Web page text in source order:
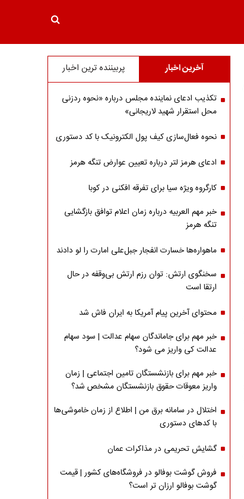
آخرین اخبار پربیننده ترین اخبار
تکذیب ادعای نماینده مجلس درباره «نحوه ردزنی
محل استقرار شهید لاریجانی»
نحوه فعال‌سازی کیف پول الکترونیک با کد دستوری
ادعای هرمز لتر درباره تعیین عوارض تنگه هرمز
کارگروه ویژه سیا برای تفرقه افکنی در کوبا
خبر مهم العربیه درباره زمان اعلام توافق بازگشایی
تنگه هرمز
ماهواره‌‌ها خسارت انفجار جبل‌علی امارت را لو دادند
سخنگوی ارتش: توان رزم ارتش بی‌وقفه در حال
ارتقا است
محتوای آخرین پیام آمریکا به ایران فاش شد
خبر مهم برای جاماندگان سهام عدالت | سود سهام
عدالت کی واریز می شود؟
خبر مهم برای بازنشستگان تامین اجتماعی | زمان
واریز معوقات حقوق بازنشستگان مشخص شد؟
اختلال در سامانه برق من | اطلاع از زمان خاموشی‌ها
با کدهای دستوری
گشایش تحریمی در مذاکرات عمان
فروش گوشت بوفالو در فروشگاه‌های کشور | قیمت
گوشت بوفالو ارزان تر است؟